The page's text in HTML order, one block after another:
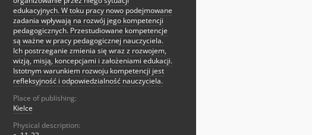
edukacyjnych. W toku pracy nowo podejmowane
zadania wpływają na rozwój jego kompetencji
pedagogicznych. Przestudiowane kompetencje
są ważne w pracy pedagogicznej nauczyciela.
Ich postrzeganie zmienia się wraz z rozwojem,
wizją, misją, koncepcjami i założeniami edukacji.
Istotnym warunkiem rozwoju kompetencji jest
refleksyjność i odpowiedzialność nauczyciela.
Place of publishing:
Kielce
Physical description: